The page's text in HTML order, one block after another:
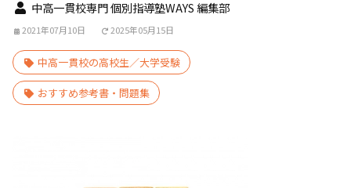
中高一貫校専門 個別指導塾WAYS 編集部
2021年07月10日 2025年05月15日
中高一貫校の高校生／大学受験
おすすめ参考書・問題集